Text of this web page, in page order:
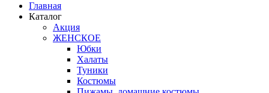
Главная
Каталог
Акция
ЖЕНСКОЕ
Юбки
Халаты
Туники
Костюмы